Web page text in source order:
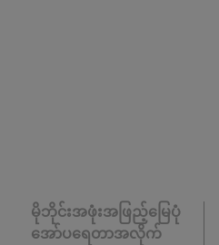
မိုဘိုင်းအဖုံးအဖြည့်မြေပုံ
အော်ပရေတာအလိုက်